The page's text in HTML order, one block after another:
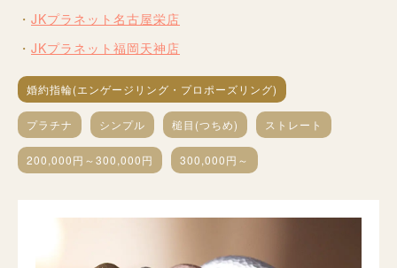
JKプラネット名古屋栄店
JKプラネット福岡天神店
婚約指輪(エンゲージリング・プロポーズリング)
プラチナ シンプル 槌目(つちめ) ストレート
200,000円～300,000円 300,000円～